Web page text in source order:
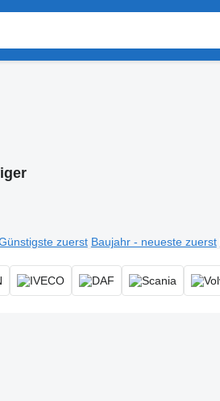
zuerst Baujahr - neueste zuerst